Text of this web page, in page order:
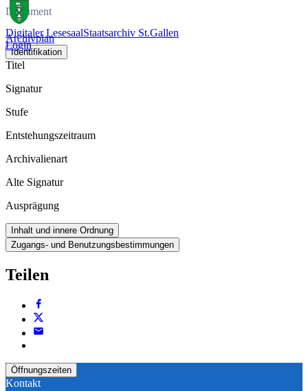
Digitaler LesesaalStaatsarchiv St.Gallen
Login
Dokument
Archivplan
Identifikation
Titel
Signatur
Stufe
Entstehungszeitraum
Archivalienart
Alte Signatur
Ausprägung
Inhalt und innere Ordnung
Zugangs- und Benutzungsbestimmungen
Teilen
Öffnungszeiten
Kontakt